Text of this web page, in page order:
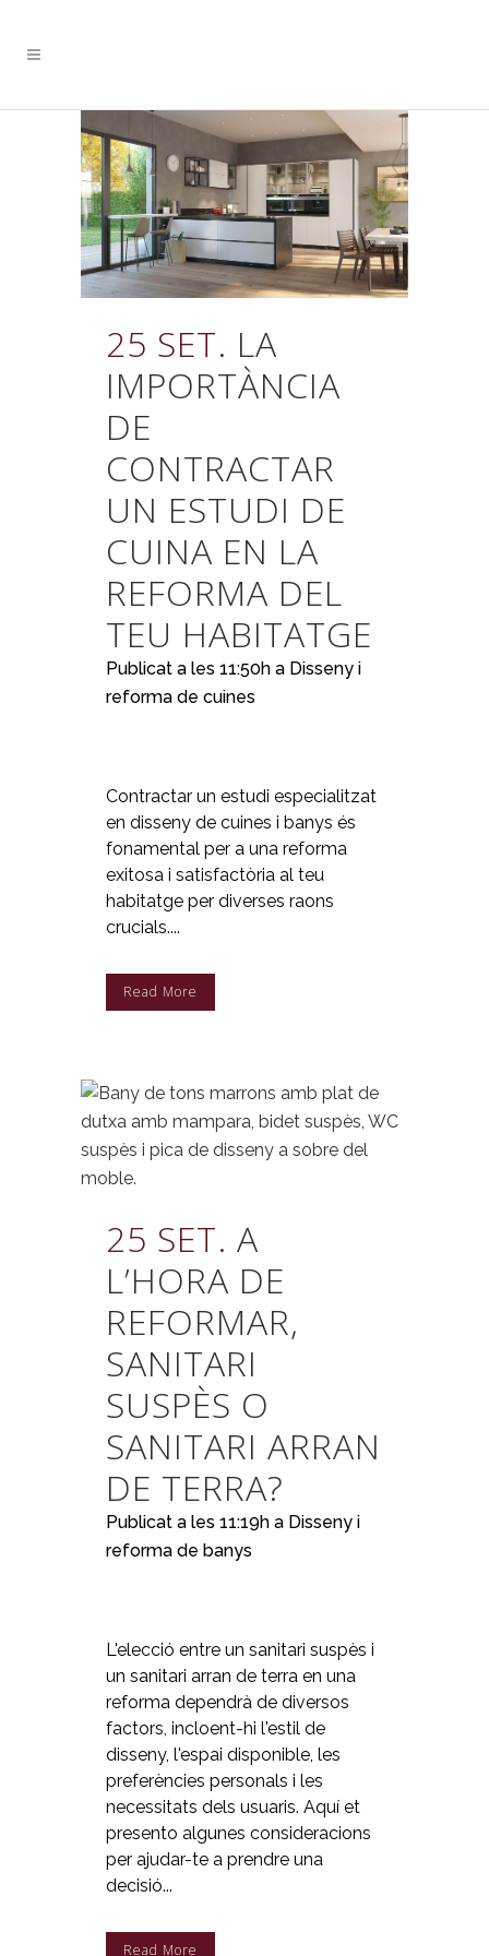
25 SET. LA
IMPORTÀNCIA
DE
CONTRACTAR
UN ESTUDI DE
CUINA EN LA
REFORMA DEL
TEU HABITATGE
Publicat a les 11:50h a Disseny i
reforma de cuines
Contractar un estudi especialitzat
en disseny de cuines i banys és
fonamental per a una reforma
exitosa i satisfactòria al teu
habitatge per diverses raons
crucials....
Read More
25 SET. A
L’HORA DE
REFORMAR,
SANITARI
SUSPÈS O
SANITARI ARRAN
DE TERRA?
Publicat a les 11:19h a Disseny i
reforma de banys
L'elecció entre un sanitari suspès i
un sanitari arran de terra en una
reforma dependrà de diversos
factors, incloent-hi l'estil de
disseny, l'espai disponible, les
preferències personals i les
necessitats dels usuaris. Aquí et
presento algunes consideracions
per ajudar-te a prendre una
decisió...
Read More